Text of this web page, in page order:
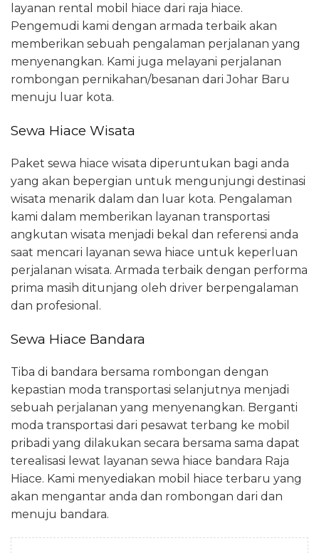
layanan rental mobil hiace dari raja hiace.
Pengemudi kami dengan armada terbaik akan
memberikan sebuah pengalaman perjalanan yang
menyenangkan. Kami juga melayani perjalanan
rombongan pernikahan/besanan dari Johar Baru
menuju luar kota.
Sewa Hiace Wisata
Paket sewa hiace wisata diperuntukan bagi anda
yang akan bepergian untuk mengunjungi destinasi
wisata menarik dalam dan luar kota. Pengalaman
kami dalam memberikan layanan transportasi
angkutan wisata menjadi bekal dan referensi anda
saat mencari layanan sewa hiace untuk keperluan
perjalanan wisata. Armada terbaik dengan performa
prima masih ditunjang oleh driver berpengalaman
dan profesional.
Sewa Hiace Bandara
Tiba di bandara bersama rombongan dengan
kepastian moda transportasi selanjutnya menjadi
sebuah perjalanan yang menyenangkan. Berganti
moda transportasi dari pesawat terbang ke mobil
pribadi yang dilakukan secara bersama sama dapat
terealisasi lewat layanan sewa hiace bandara Raja
Hiace. Kami menyediakan mobil hiace terbaru yang
akan mengantar anda dan rombongan dari dan
menuju bandara.